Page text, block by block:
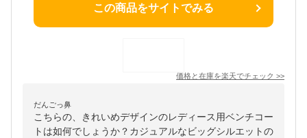
この商品をサイトでみる
価格と在庫を楽天でチェック >>
だんごっ鼻
こちらの、きれいめデザインのレディース用ベンチコー
トは如何でしょうか？カジュアルなビッグシルエットの